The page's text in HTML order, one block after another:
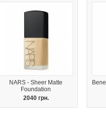
NARS - Sheer Matte
Foundation
2040 грн.